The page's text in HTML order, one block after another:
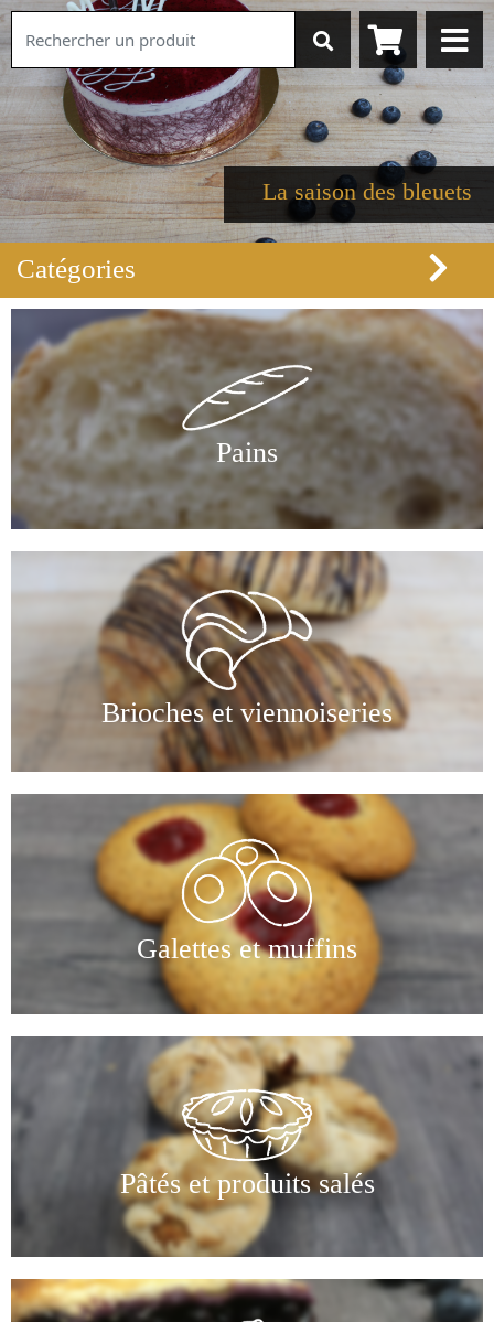
La saison des bleuets
Catégories
Pains
Brioches et viennoiseries
Galettes et muffins
Pâtés et produits salés